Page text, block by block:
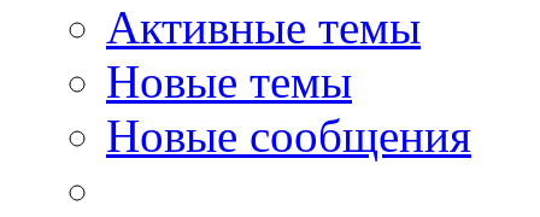
Активные темы
Новые темы
Новые сообщения